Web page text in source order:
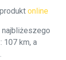
online
107 km, a